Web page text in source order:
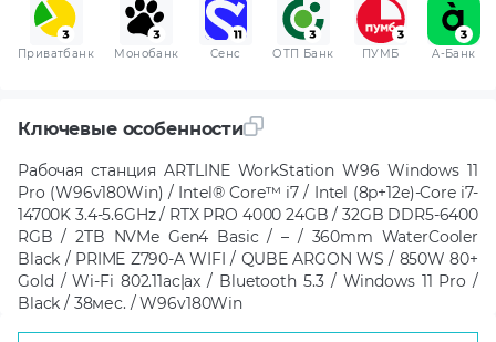
Приватбанк Монобанк Сенс ОТП Банк ПУМБ A-Банк
Ключевые особенности
Рабочая станция ARTLINE WorkStation W96 Windows 11
Pro (W96v180Win) / Intel® Core™ i7 / Intel (8p+12e)-Core i7-
14700K 3.4-5.6GHz / RTX PRO 4000 24GB / 32GB DDR5-6400
RGB / 2TB NVMe Gen4 Basic / – / 360mm WaterCooler
Black / PRIME Z790-A WIFI / QUBE ARGON WS / 850W 80+
Gold / Wi-Fi 802.11ac|ax / Bluetooth 5.3 / Windows 11 Pro /
Black / 38мес. / W96v180Win